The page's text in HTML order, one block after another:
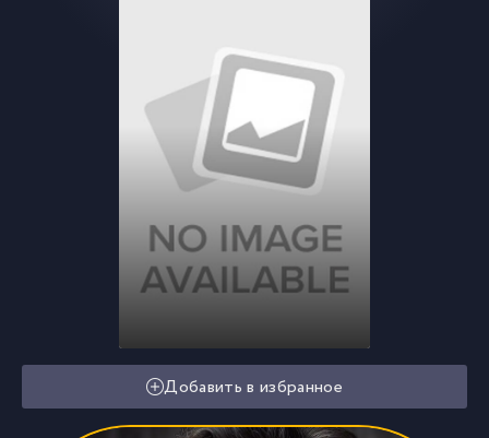
Добавить в избранное